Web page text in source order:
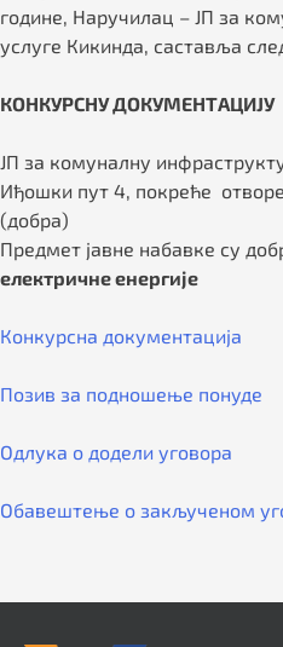
године, Наручилац – ЈП за
услуге Кикинда, саставља
КОНКУРСНУ ДОКУМЕНТАЦИЈУ
ЈП за комуналну
Иђошки пут 4, покреће
(добра)
Предмет јавне набавке су
електричне енергије
Конкурсна документација
Позив за подношење понуде
Одлука о додели уговора
Обавештење о закљученом